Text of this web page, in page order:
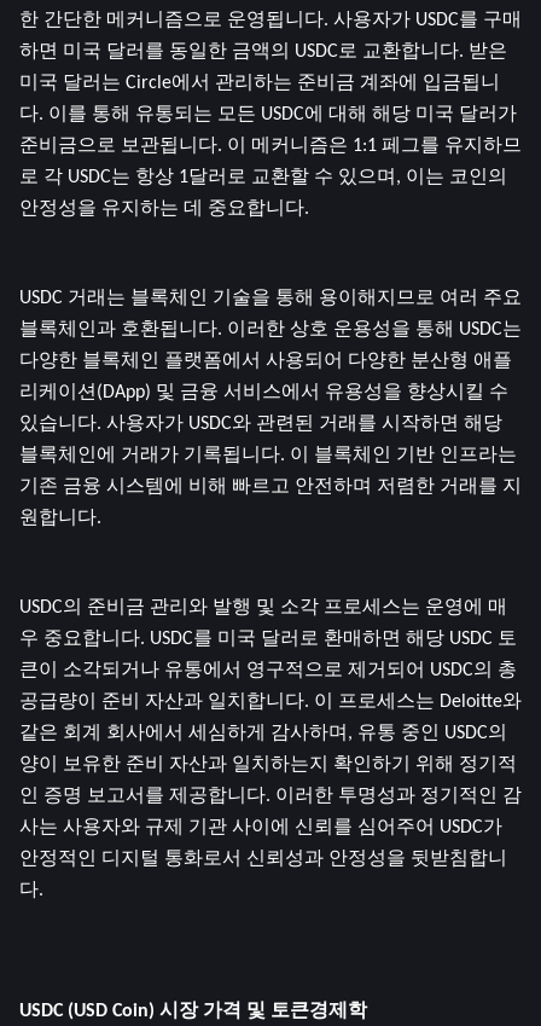
한 간단한 메커니즘으로 운영됩니다. 사용자가 USDC를 구매
하면 미국 달러를 동일한 금액의 USDC로 교환합니다. 받은
미국 달러는 Circle에서 관리하는 준비금 계좌에 입금됩니
다. 이를 통해 유통되는 모든 USDC에 대해 해당 미국 달러가
준비금으로 보관됩니다. 이 메커니즘은 1:1 페그를 유지하므
로 각 USDC는 항상 1달러로 교환할 수 있으며, 이는 코인의
안정성을 유지하는 데 중요합니다.
USDC 거래는 블록체인 기술을 통해 용이해지므로 여러 주요
블록체인과 호환됩니다. 이러한 상호 운용성을 통해 USDC는
다양한 블록체인 플랫폼에서 사용되어 다양한 분산형 애플
리케이션(DApp) 및 금융 서비스에서 유용성을 향상시킬 수
있습니다. 사용자가 USDC와 관련된 거래를 시작하면 해당
블록체인에 거래가 기록됩니다. 이 블록체인 기반 인프라는
기존 금융 시스템에 비해 빠르고 안전하며 저렴한 거래를 지
원합니다.
USDC의 준비금 관리와 발행 및 소각 프로세스는 운영에 매
우 중요합니다. USDC를 미국 달러로 환매하면 해당 USDC 토
큰이 소각되거나 유통에서 영구적으로 제거되어 USDC의 총
공급량이 준비 자산과 일치합니다. 이 프로세스는 Deloitte와
같은 회계 회사에서 세심하게 감사하며, 유통 중인 USDC의
양이 보유한 준비 자산과 일치하는지 확인하기 위해 정기적
인 증명 보고서를 제공합니다. 이러한 투명성과 정기적인 감
사는 사용자와 규제 기관 사이에 신뢰를 심어주어 USDC가
안정적인 디지털 통화로서 신뢰성과 안정성을 뒷받침합니
다.
USDC (USD Coin) 시장 가격 및 토큰경제학